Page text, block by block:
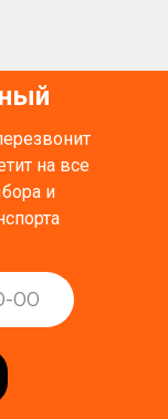
на все
и